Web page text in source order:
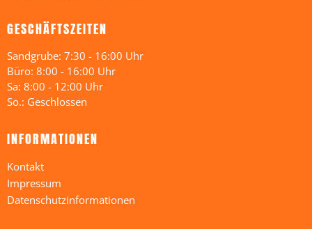
GESCHÄFTSZEITEN
Sandgrube: 7:30 - 16:00 Uhr
Büro: 8:00 - 16:00 Uhr
Sa: 8:00 - 12:00 Uhr
So.: Geschlossen
INFORMATIONEN
Kontakt
Impressum
Datenschutzinformationen